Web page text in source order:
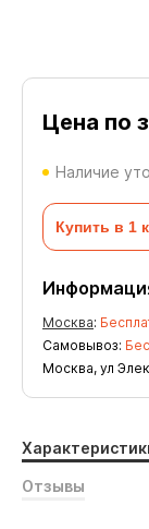
Цена по
Наличие
Купить в 1
Москва:
Самовывоз:
Москва, ул
Отзывы